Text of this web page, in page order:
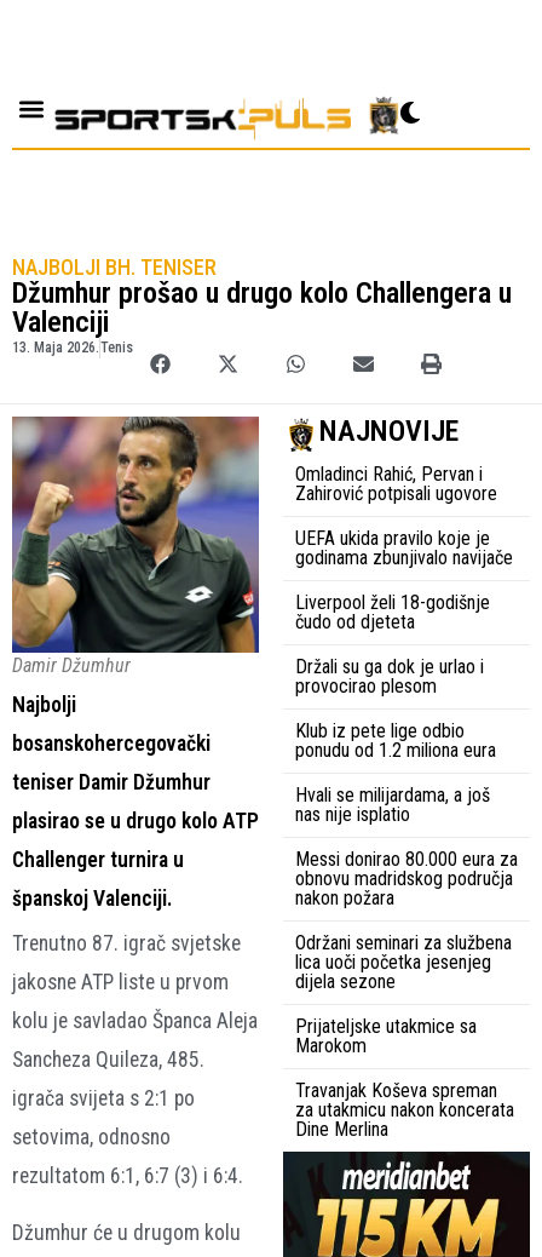
NAJBOLJI BH. TENISER
Džumhur prošao u drugo kolo Challengera u
Valenciji
13. Maja 2026.Tenis
Damir Džumhur
Najbolji
bosanskohercegovački
teniser Damir Džumhur
plasirao se u drugo kolo ATP
Challenger turnira u
španskoj Valenciji.
Trenutno 87. igrač svjetske
jakosne ATP liste u prvom
kolu je savladao Španca Aleja
Sancheza Quileza, 485.
igrača svijeta s 2:1 po
setovima, odnosno
rezultatom 6:1, 6:7 (3) i 6:4.
Džumhur će u drugom kolu
NAJNOVIJE
Omladinci Rahić, Pervan i
Zahirović potpisali ugovore
UEFA ukida pravilo koje je
godinama zbunjivalo navijače
Liverpool želi 18-godišnje
čudo od djeteta
Držali su ga dok je urlao i
provocirao plesom
Klub iz pete lige odbio
ponudu od 1.2 miliona eura
Hvali se milijardama, a još
nas nije isplatio
Messi donirao 80.000 eura za
obnovu madridskog područja
nakon požara
Održani seminari za službena
lica uoči početka jesenjeg
dijela sezone
Prijateljske utakmice sa
Marokom
Travanjak Koševa spreman
za utakmicu nakon koncerata
Dine Merlina